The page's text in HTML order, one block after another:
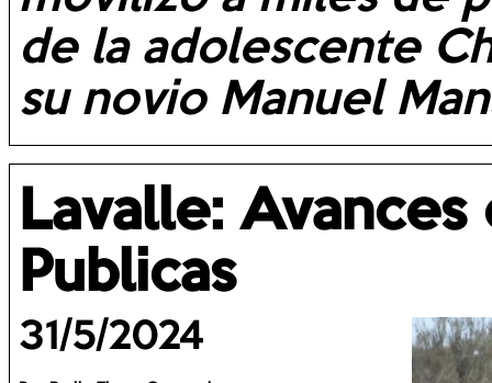
de la adolescente
su novio Manuel
Lavalle:
Publicas
31/5/2024